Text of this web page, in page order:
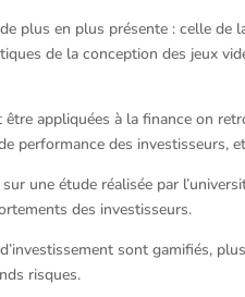
plus en plus présente : celle de
de la conception des jeux
appliquées à la finance on
performance des investisseurs,
une étude réalisée par
des investisseurs.
sont gamifiés,
risques.